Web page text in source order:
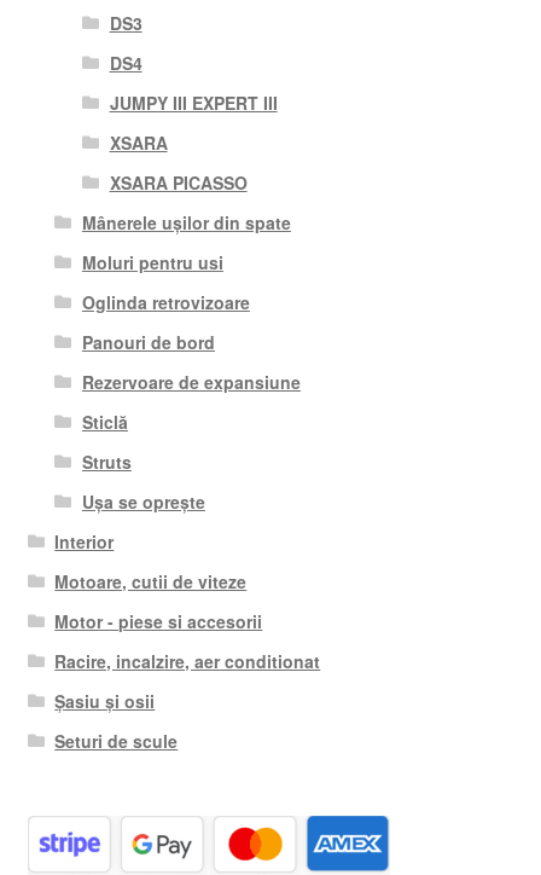
DS3
DS4
JUMPY III EXPERT III
XSARA
XSARA PICASSO
Mânerele ușilor din spate
Moluri pentru usi
Oglinda retrovizoare
Panouri de bord
Rezervoare de expansiune
Sticlă
Struts
Ușa se oprește
Interior
Motoare, cutii de viteze
Motor - piese si accesorii
Racire, incalzire, aer conditionat
Șasiu și osii
Seturi de scule